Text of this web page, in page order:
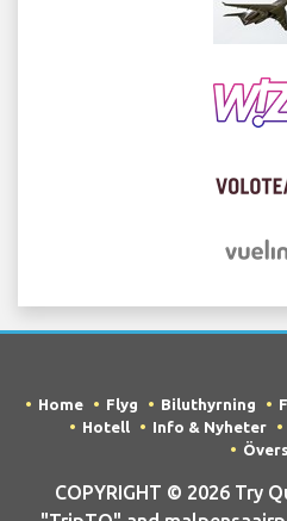
Home Flyg Biluthyrning
Hotell
Info & Nyheter
COPYRIGHT © 2026 Try